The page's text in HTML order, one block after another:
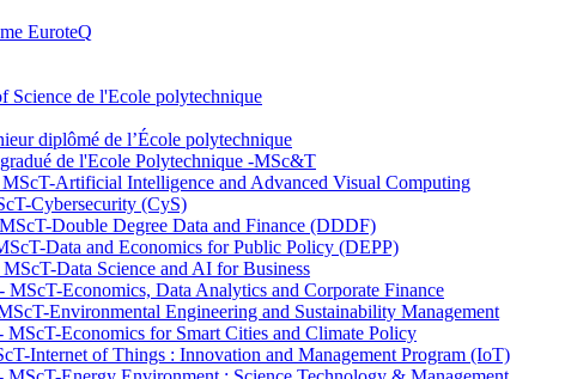
EuroteQ
Science de l'Ecole polytechnique
diplômé de l’École polytechnique
de l'Ecole Polytechnique -MSc&T
Artificial Intelligence and Advanced Visual Computing
Cybersecurity (CyS)
Double Degree Data and Finance (DDDF)
Data and Economics for Public Policy (DEPP)
Data Science and AI for Business
Economics, Data Analytics and Corporate Finance
Environmental Engineering and Sustainability Management
Economics for Smart Cities and Climate Policy
Internet of Things : Innovation and Management Program (IoT)